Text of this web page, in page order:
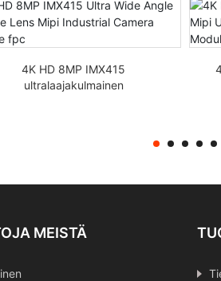
4K HD 8MP IMX415
ultralaajakulmainen
MEISTÄ